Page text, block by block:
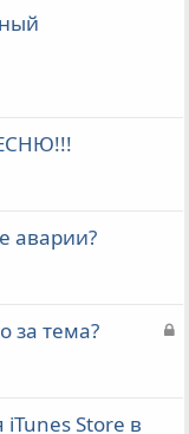
аварии?
З
за тема?
iTunes Store в